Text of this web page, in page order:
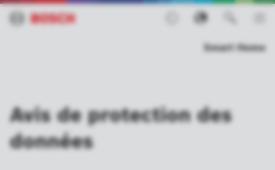
Smart Home
Avis de protection des
données